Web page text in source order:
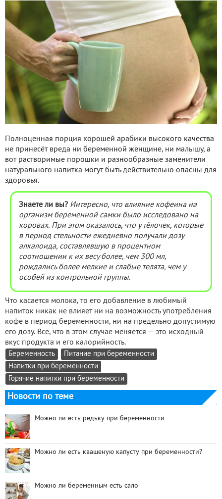
Полноценная порция хорошей арабики высокого качества
не принесёт вреда ни беременной женщине, ни малышу, а
вот растворимые порошки и разнообразные заменители
натурального напитка могут быть действительно опасны для
здоровья.
Знаете ли вы? Интересно, что влияние кофеина на
организм беременной самки было исследовано на
коровах. При этом оказалось, что у тёлочек, которые
в период стельности ежедневно получали дозу
алкалоида, составлявшую в процентном
соотношении к их весу более, чем 300 мл,
рождались более мелкие и слабые телята, чем у
особей из контрольной группы.
Что касается молока, то его добавление в любимый
напиток никак не влияет ни на возможность употребления
кофе в период беременности, ни на предельно допустимую
его дозу. Всё, что в этом случае меняется — это исходный
вкус продукта и его калорийность.
Беременность
Питание при беременности
Напитки при беременности
Горячие напитки при беременности
Новости по теме
Можно ли есть редьку при беременности
Можно ли есть квашеную капусту при беременности?
Можно ли беременным есть сало